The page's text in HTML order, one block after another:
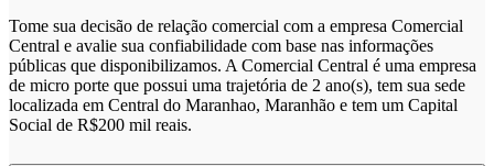
Tome sua decisão de relação comercial com a empresa Comercial
Central e avalie sua confiabilidade com base nas informações
públicas que disponibilizamos. A Comercial Central é uma empresa
de micro porte que possui uma trajetória de 2 ano(s), tem sua sede
localizada em Central do Maranhao, Maranhão e tem um Capital
Social de R$200 mil reais.